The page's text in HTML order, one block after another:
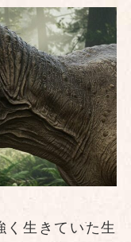
く生きていた生